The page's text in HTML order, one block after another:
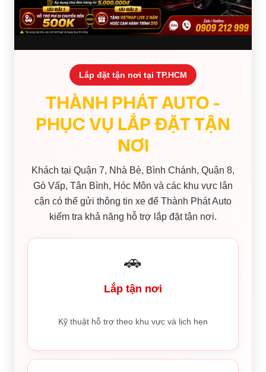
Lắp đặt tận nơi tại TP.HCM
THÀNH PHÁT AUTO -
PHỤC VỤ LẮP ĐẶT TẬN
NƠI
Khách tại Quận 7, Nhà Bè, Bình Chánh, Quận 8,
Gò Vấp, Tân Bình, Hóc Môn và các khu vực lân
cận có thể gửi thông tin xe để Thành Phát Auto
kiểm tra khả năng hỗ trợ lắp đặt tận nơi.
🚗
Lắp tận nơi
Kỹ thuật hỗ trợ theo khu vực và lịch hẹn